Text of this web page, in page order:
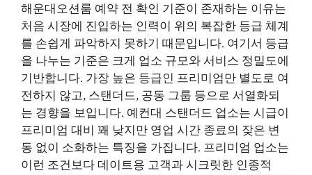
해운대오션룸 예약 전 확인 기준이 존재하는 이유는
처음 시장에 진입하는 인력이 위의 복잡한 등급 체계
를 손쉽게 파악하지 못하기 때문입니다. 여기서 등급
을 나누는 기준은 크게 업소 규모와 서비스 정밀도에
기반합니다. 가장 높은 등급인 프리미엄만 별도로 여
전하지 않고, 스탠더드, 공동 그룹 등으로 서열화되
는 경향을 보입니다. 예컨대 스탠더드 업소는 시급이
프리미엄 대비 꽤 낮지만 영업 시간 종료의 잦은 변
동 없이 소화하는 특징을 가집니다. 프리미엄 업소는
이런 조건보다 데이트용 고객과 시크릿한 인종적